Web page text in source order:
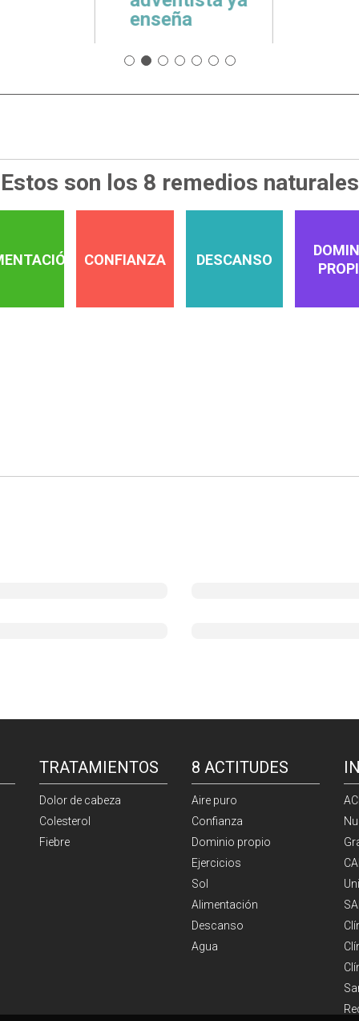
Estos son los 8 remedios naturales
CONFIANZA DESCANSO
TRATAMIENTOS
Dolor de cabeza
Colesterol
Fiebre
8 ACTITUDES
Aire puro
Confianza
Dominio propio
Ejercicios
Sol
Alimentación
Descanso
Agua